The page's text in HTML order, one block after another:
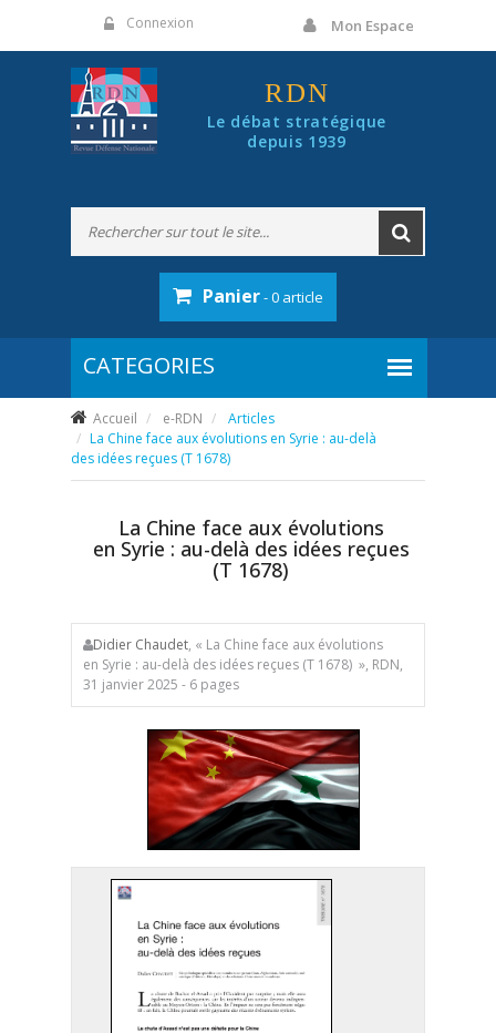
Connexion Mon Espace
RDN
Le débat stratégique
depuis 1939
Panier- 0 article
Accueil e-RDN
Articles
La Chine face aux évolutions en Syrie : au-delà
des idées reçues (T 1678)
La Chine face aux évolutions
en Syrie : au-delà des idées reçues
(T 1678)
Didier Chaudet, « La Chine face aux évolutions
en Syrie : au-delà des idées reçues (T 1678) », RDN,
31 janvier 2025 - 6 pages